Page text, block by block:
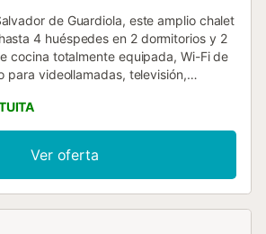
de Guardiola, este amplio chalet
4 huéspedes en 2 dormitorios y 2
cocina totalmente equipada, Wi-Fi de
para videollamadas, televisión,
escalones, cuna y vistas a la
terraza privada cubierta o a uno
ideales para relajaros y
El jardín compartido ofrece más
y podéis preparar comidas en vuestra
Ver oferta